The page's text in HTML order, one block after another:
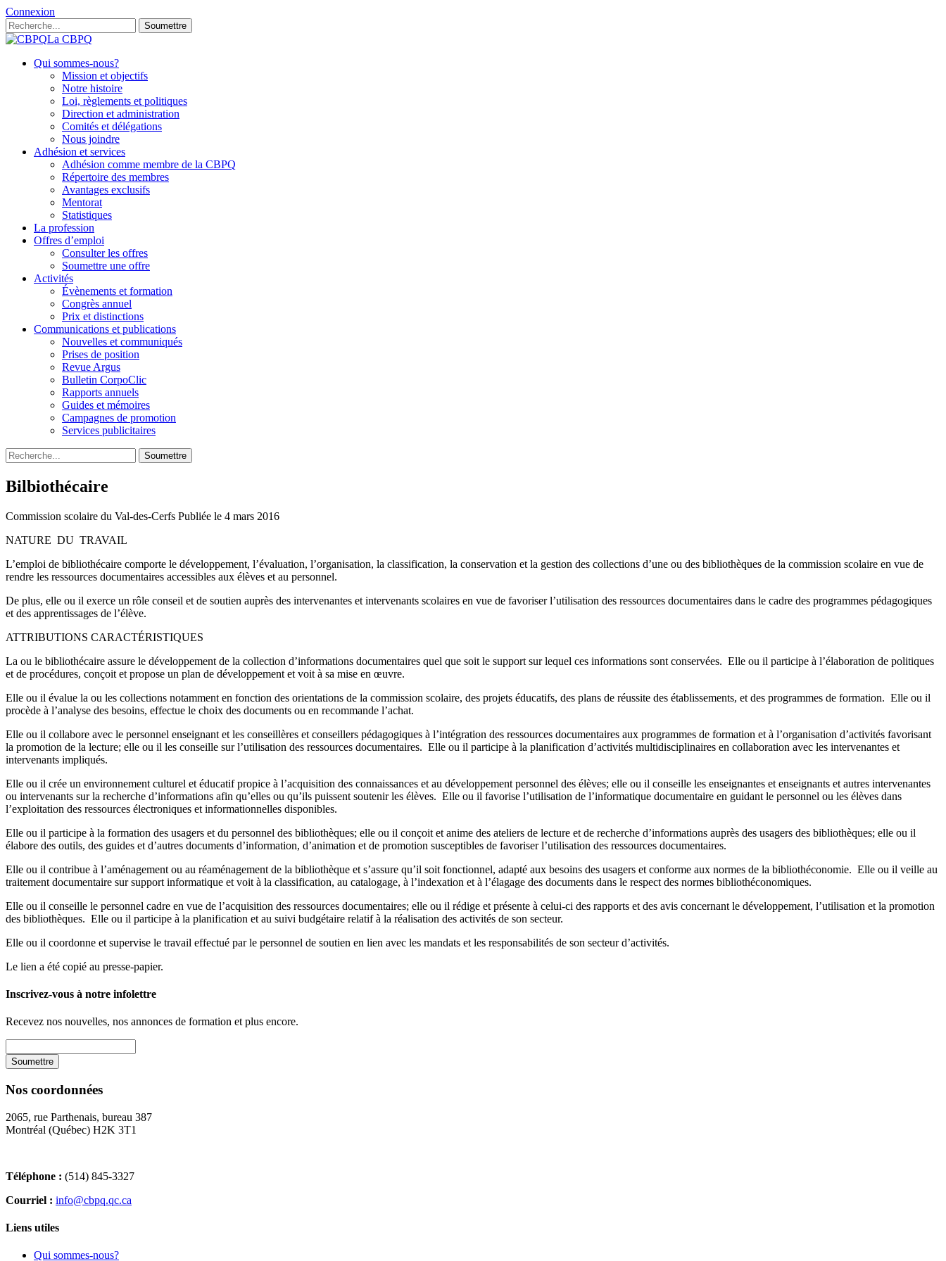
Connexion
Soumettre
La CBPQ
Qui sommes-nous?
Mission et objectifs
Notre histoire
Loi, règlements et politiques
Direction et administration
Comités et délégations
Nous joindre
Adhésion et services
Adhésion comme membre de la CBPQ
Répertoire des membres
Avantages exclusifs
Mentorat
Statistiques
La profession
Offres d’emploi
Consulter les offres
Soumettre une offre
Activités
Évènements et formation
Congrès annuel
Prix et distinctions
Communications et publications
Nouvelles et communiqués
Prises de position
Revue Argus
Bulletin CorpoClic
Rapports annuels
Guides et mémoires
Campagnes de promotion
Services publicitaires
Soumettre
Bilbiothécaire
Commission scolaire du Val-des-Cerfs Publiée le 4 mars 2016
NATURE DU TRAVAIL
L’emploi de bibliothécaire comporte le développement, l’évaluation, l’organisation, la classification, la conservation et la gestion des collections d’une ou des bibliothèques de la commission scolaire en vue de
rendre les ressources documentaires accessibles aux élèves et au personnel.
De plus, elle ou il exerce un rôle conseil et de soutien auprès des intervenantes et intervenants scolaires en vue de favoriser l’utilisation des ressources documentaires dans le cadre des programmes pédagogiques
et des apprentissages de l’élève.
ATTRIBUTIONS CARACTÉRISTIQUES
La ou le bibliothécaire assure le développement de la collection d’informations documentaires quel que soit le support sur lequel ces informations sont conservées. Elle ou il participe à l’élaboration de politiques
et de procédures, conçoit et propose un plan de développement et voit à sa mise en œuvre.
Elle ou il évalue la ou les collections notamment en fonction des orientations de la commission scolaire, des projets éducatifs, des plans de réussite des établissements, et des programmes de formation. Elle ou il
procède à l’analyse des besoins, effectue le choix des documents ou en recommande l’achat.
Elle ou il collabore avec le personnel enseignant et les conseillères et conseillers pédagogiques à l’intégration des ressources documentaires aux programmes de formation et à l’organisation d’activités favorisant
la promotion de la lecture; elle ou il les conseille sur l’utilisation des ressources documentaires. Elle ou il participe à la planification d’activités multidisciplinaires en collaboration avec les intervenantes et
intervenants impliqués.
Elle ou il crée un environnement culturel et éducatif propice à l’acquisition des connaissances et au développement personnel des élèves; elle ou il conseille les enseignantes et enseignants et autres intervenantes
ou intervenants sur la recherche d’informations afin qu’elles ou qu’ils puissent soutenir les élèves. Elle ou il favorise l’utilisation de l’informatique documentaire en guidant le personnel ou les élèves dans
l’exploitation des ressources électroniques et informationnelles disponibles.
Elle ou il participe à la formation des usagers et du personnel des bibliothèques; elle ou il conçoit et anime des ateliers de lecture et de recherche d’informations auprès des usagers des bibliothèques; elle ou il
élabore des outils, des guides et d’autres documents d’information, d’animation et de promotion susceptibles de favoriser l’utilisation des ressources documentaires.
Elle ou il contribue à l’aménagement ou au réaménagement de la bibliothèque et s’assure qu’il soit fonctionnel, adapté aux besoins des usagers et conforme aux normes de la bibliothéconomie. Elle ou il veille au
traitement documentaire sur support informatique et voit à la classification, au catalogage, à l’indexation et à l’élagage des documents dans le respect des normes bibliothéconomiques.
Elle ou il conseille le personnel cadre en vue de l’acquisition des ressources documentaires; elle ou il rédige et présente à celui-ci des rapports et des avis concernant le développement, l’utilisation et la promotion
des bibliothèques. Elle ou il participe à la planification et au suivi budgétaire relatif à la réalisation des activités de son secteur.
Elle ou il coordonne et supervise le travail effectué par le personnel de soutien en lien avec les mandats et les responsabilités de son secteur d’activités.
Le lien a été copié au presse-papier.
Inscrivez-vous à notre infolettre
Recevez nos nouvelles, nos annonces de formation et plus encore.
Nos coordonnées
2065, rue Parthenais, bureau 387
Montréal (Québec) H2K 3T1
Téléphone : (514) 845-3327
Courriel : info@cbpq.qc.ca
Liens utiles
Qui sommes-nous?